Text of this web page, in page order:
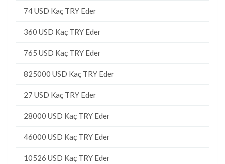
74 USD Kaç TRY Eder
360 USD Kaç TRY Eder
765 USD Kaç TRY Eder
825000 USD Kaç TRY Eder
27 USD Kaç TRY Eder
28000 USD Kaç TRY Eder
46000 USD Kaç TRY Eder
10526 USD Kaç TRY Eder